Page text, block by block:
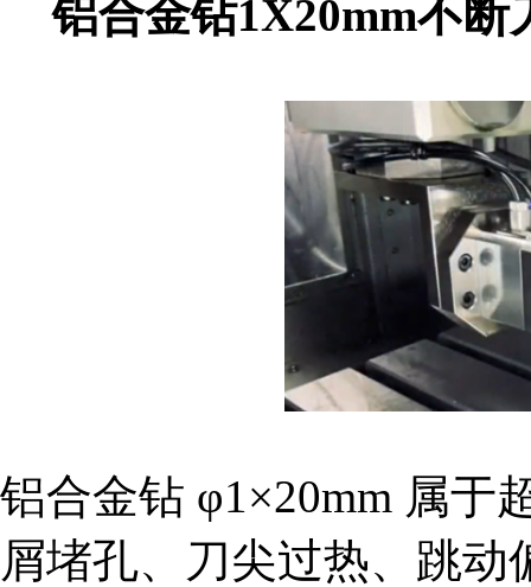
铝合金钻1X20mm不
铝合金钻 φ1×20mm 属于
屑堵孔、刀尖过热、跳